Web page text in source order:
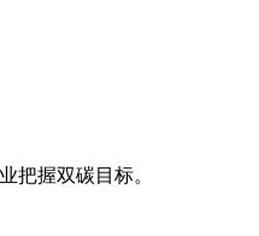
把握双碳目标。